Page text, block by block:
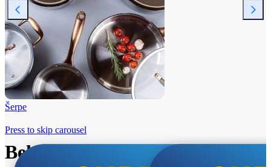
Šerpe
Beko i Tesla super cene
Press to skip carousel